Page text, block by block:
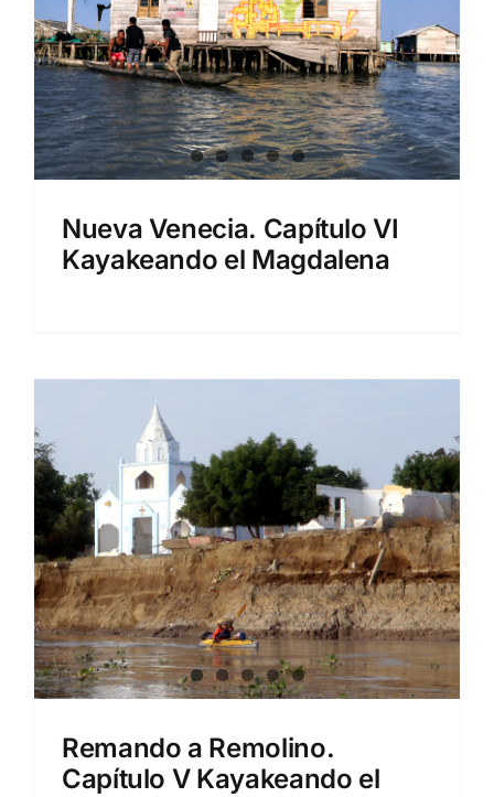
Nueva Venecia. Capítulo VI
Kayakeando el Magdalena
Remando a Remolino.
Capítulo V Kayakeando el